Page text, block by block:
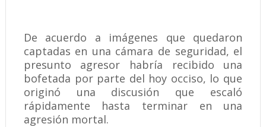
De acuerdo a imágenes que quedaron
captadas en una cámara de seguridad, el
presunto agresor habría recibido una
bofetada por parte del hoy occiso, lo que
originó una discusión que escaló
rápidamente hasta terminar en una
agresión mortal.